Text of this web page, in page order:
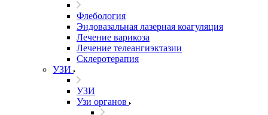
Флебология
Эндовазальная лазерная коагуляция
Лечение варикоза
Лечение телеангиэктазии
Склеротерапия
УЗИ
УЗИ
Узи органов